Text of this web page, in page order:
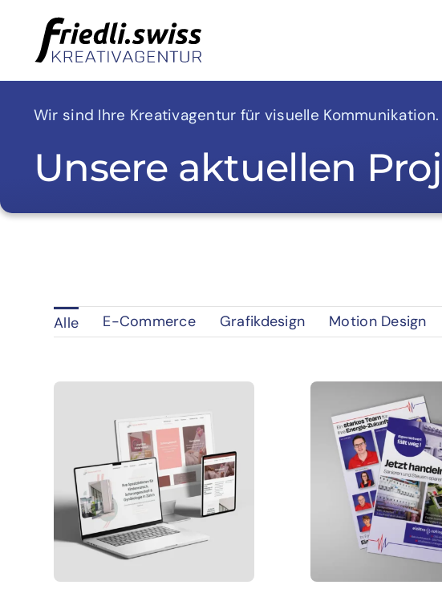
content
Wir sind Ihre Kreativagentur für visuelle Kommunikation.
Unsere aktuellen
Alle E-Commerce Grafikdesign Motion Design